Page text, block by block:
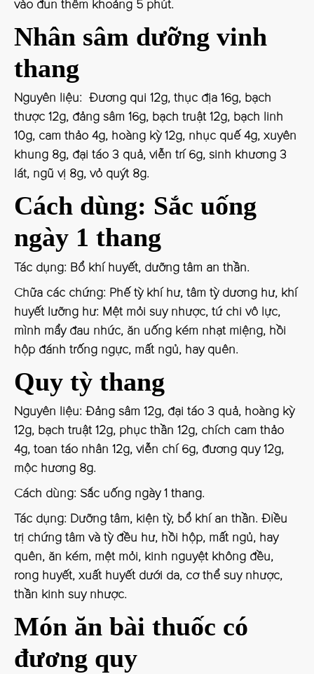
vào đun thêm khoảng 5 phút.
Nhân sâm dưỡng vinh
thang
Nguyên liệu: Đương qui 12g, thục địa 16g, bạch
thược 12g, đảng sâm 16g, bạch truật 12g, bạch linh
10g, cam thảo 4g, hoàng kỳ 12g, nhục quế 4g, xuyên
khung 8g, đại táo 3 quả, viễn trí 6g, sinh khương 3
lát, ngũ vị 8g, vỏ quýt 8g.
Cách dùng: Sắc uống
ngày 1 thang
Tác dụng: Bổ khí huyết, dưỡng tâm an thần.
Chữa các chứng: Phế tỳ khí hư, tâm tỳ dương hư, khí
huyết lưỡng hư: Mệt mỏi suy nhược, tứ chi vô lực,
mình mẩy đau nhức, ăn uống kém nhạt miệng, hồi
hộp đánh trống ngực, mất ngủ, hay quên.
Quy tỳ thang
Nguyên liệu: Đảng sâm 12g, đại táo 3 quả, hoàng kỳ
12g, bạch truật 12g, phục thần 12g, chích cam thảo
4g, toan táo nhân 12g, viễn chí 6g, đương quy 12g,
mộc hương 8g.
Cách dùng: Sắc uống ngày 1 thang.
Tác dụng: Dưỡng tâm, kiện tỳ, bổ khí an thần. Điều
trị chứng tâm và tỳ đều hư, hồi hộp, mất ngủ, hay
quên, ăn kém, mệt mỏi, kinh nguyệt không đều,
rong huyết, xuất huyết dưới da, cơ thể suy nhược,
thần kinh suy nhược.
Món ăn bài thuốc có
đương quy